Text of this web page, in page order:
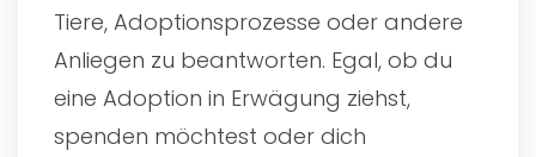
Tiere, Adoptionsprozesse oder andere
Anliegen zu beantworten. Egal, ob du
eine Adoption in Erwägung ziehst,
spenden möchtest oder dich